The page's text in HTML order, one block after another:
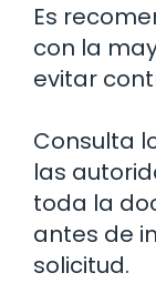
Es
con la
evitar
Consulta
las
toda la
antes de
solicitud.